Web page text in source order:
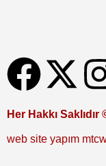
Her Hakkı
web site yapım